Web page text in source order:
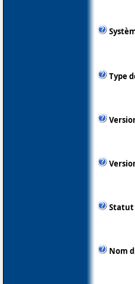
Type
Statut
Nom